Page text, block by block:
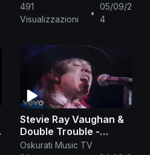
491
Visualizzazioni
•
05/09/2
4
Stevie Ray Vaughan &
Double Trouble -
Voodoo Chile (Live
Oskurati Music TV